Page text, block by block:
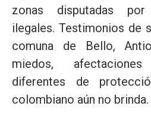
zonas disputadas
ilegales. Testimonios de
comuna de Bello,
miedos,
diferentes de
colombiano aún no brinda.